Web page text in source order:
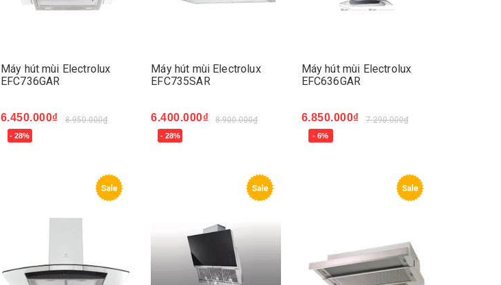
Máy hút mùi Electrolux
EFC736GAR
6.450.000₫ 8.950.000₫
- 28%
Mua ngay
Máy hút mùi Electrolux
EFC735SAR
6.400.000₫ 8.900.000₫
- 28%
Mua ngay
Máy hút mùi Electrolux
EFC636GAR
6.850.000₫ 7.290.000₫
- 6%
Mua ngay
Sale Sale Sale